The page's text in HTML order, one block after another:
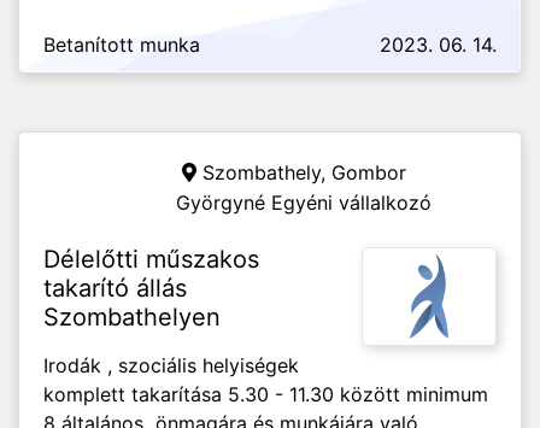
Betanított munka 2023. 06. 14.
Szombathely, Gombor
Györgyné Egyéni vállalkozó
Délelőtti műszakos
takarító állás
Szombathelyen
Irodák , szociális helyiségek
komplett takarítása 5.30 - 11.30 között minimum
8 általános önmagára és munkájára való